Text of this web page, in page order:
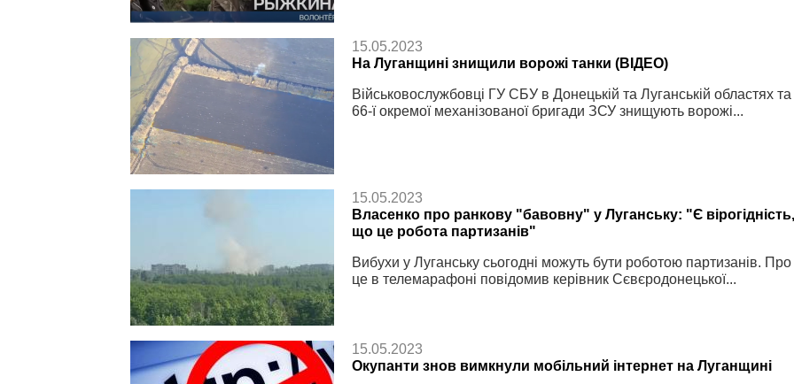
15.05.2023
На Луганщині знищили ворожі танки (ВІДЕО)
Військовослужбовці ГУ СБУ в Донецькій та Луганській областях та
66-ї окремої механізованої бригади ЗСУ знищують ворожі...
15.05.2023
Власенко про ранкову "бавовну" у Луганську: "Є вірогідність,
що це робота партизанів"
Вибухи у Луганську сьогодні можуть бути роботою партизанів. Про
це в телемарафоні повідомив керівник Сєвєродонецької...
15.05.2023
Окупанти знов вимкнули мобільний інтернет на Луганщині